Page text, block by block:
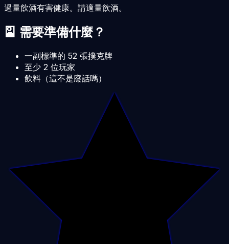
過量飲酒有害健康。請適量飲酒。
🎴 需要準備什麼？
一副標準的 52 張撲克牌
至少 2 位玩家
飲料（這不是廢話嗎）